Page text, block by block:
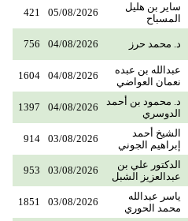
ساير بن هليل
المسباح
05/08/2026
421
د. محمد حرز 04/08/2026
756
عبدالله بن عبده
نعمان العواضي
04/08/2026
1604
د. محمود بن أحمد
الدوسري
04/08/2026
1397
الشيخ أحمد
إبراهيم الجوني
03/08/2026
914
الدكتور علي بن
عبدالعزيز الشبل
03/08/2026
953
ياسر عبدالله
محمد الحوري
03/08/2026
1851